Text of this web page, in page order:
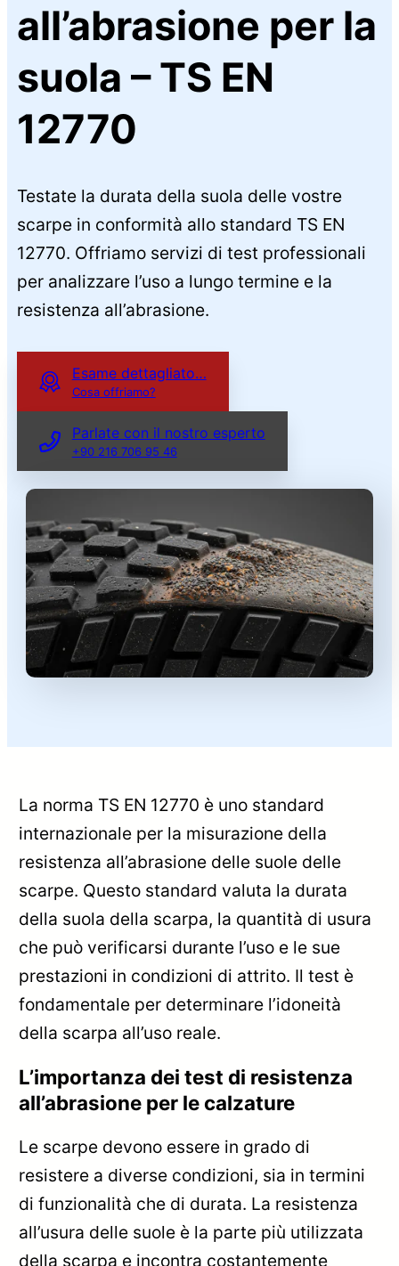
all’abrasione per la
suola – TS EN
12770
Testate la durata della suola delle vostre
scarpe in conformità allo standard TS EN
12770. Offriamo servizi di test professionali
per analizzare l’uso a lungo termine e la
resistenza all’abrasione.
Esame dettagliato…
Cosa offriamo?
Parlate con il nostro esperto
+90 216 706 95 46
La norma TS EN 12770 è uno standard
internazionale per la misurazione della
resistenza all’abrasione delle suole delle
scarpe. Questo standard valuta la durata
della suola della scarpa, la quantità di usura
che può verificarsi durante l’uso e le sue
prestazioni in condizioni di attrito. Il test è
fondamentale per determinare l’idoneità
della scarpa all’uso reale.
L’importanza dei test di resistenza
all’abrasione per le calzature
Le scarpe devono essere in grado di
resistere a diverse condizioni, sia in termini
di funzionalità che di durata. La resistenza
all’usura delle suole è la parte più utilizzata
della scarpa e incontra costantemente